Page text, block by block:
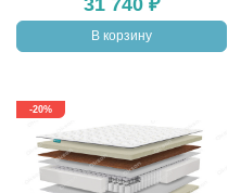
В корзину
-20%